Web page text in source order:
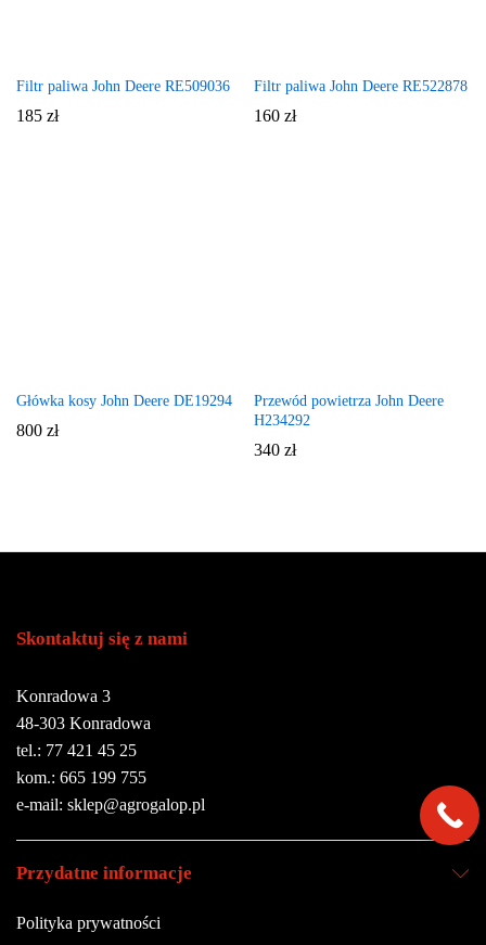
Filtr paliwa John Deere RE509036
185 zł
Filtr paliwa John Deere RE522878
160 zł
Główka kosy John Deere DE19294
800 zł
Przewód powietrza John Deere
H234292
340 zł
Skontaktuj się z nami
Konradowa 3
48-303 Konradowa
tel.: 77 421 45 25
kom.: 665 199 755
e-mail: sklep@agrogalop.pl
Przydatne informacje
Polityka prywatności